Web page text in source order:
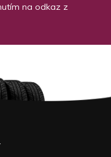
na odkaz z